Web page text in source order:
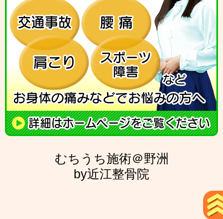
むちうち施術＠野洲
by近江整骨院